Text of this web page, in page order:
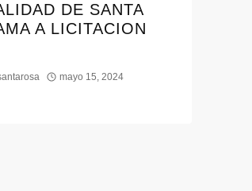
DE SANTA
A LICITACION
mayo 15, 2024